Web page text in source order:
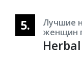
5.
Лучшие
женщин